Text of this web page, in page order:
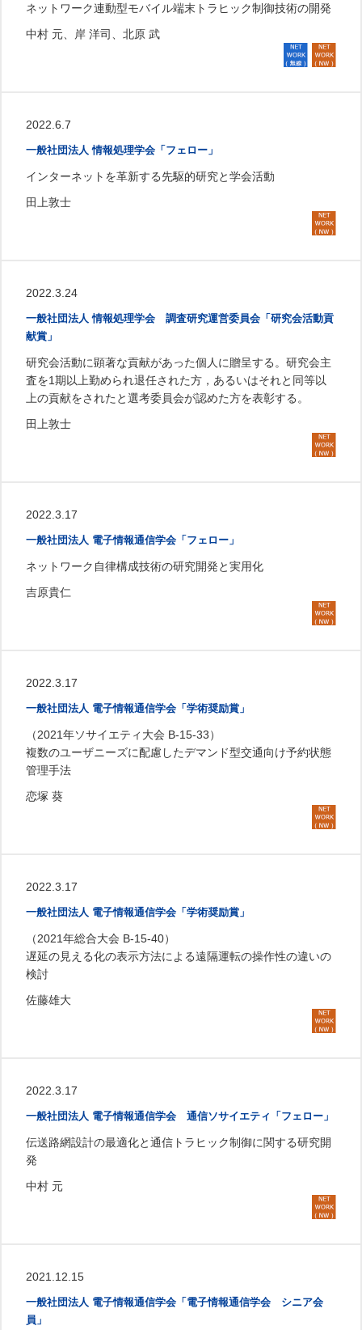
ネットワーク連動型モバイル端末トラヒック制御技術の開発
中村 元、岸 洋司、北原 武
2022.6.7
一般社団法人 情報処理学会「フェロー」
インターネットを革新する先駆的研究と学会活動
田上敦士
2022.3.24
一般社団法人 情報処理学会 調査研究運営委員会「研究会活動貢
献賞」
研究会活動に顕著な貢献があった個人に贈呈する。研究会主
査を1期以上勤められ退任された方，あるいはそれと同等以
上の貢献をされたと選考委員会が認めた方を表彰する。
田上敦士
2022.3.17
一般社団法人 電子情報通信学会「フェロー」
ネットワーク自律構成技術の研究開発と実用化
吉原貴仁
2022.3.17
一般社団法人 電子情報通信学会「学術奨励賞」
（2021年ソサイエティ大会 B-15-33）
複数のユーザニーズに配慮したデマンド型交通向け予約状態
管理手法
恋塚 葵
2022.3.17
一般社団法人 電子情報通信学会「学術奨励賞」
（2021年総合大会 B-15-40）
遅延の見える化の表示方法による遠隔運転の操作性の違いの
検討
佐藤雄大
2022.3.17
一般社団法人 電子情報通信学会 通信ソサイエティ「フェロー」
伝送路網設計の最適化と通信トラヒック制御に関する研究開
発
中村 元
2021.12.15
一般社団法人 電子情報通信学会「電子情報通信学会 シニア会
員」